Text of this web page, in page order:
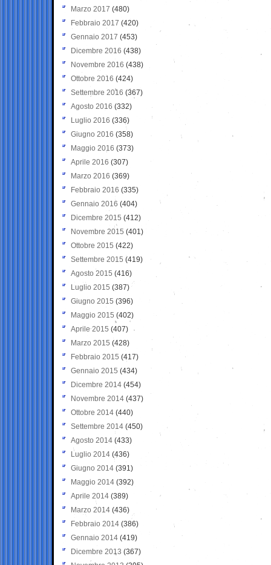
Marzo 2017 (480)
Febbraio 2017 (420)
Gennaio 2017 (453)
Dicembre 2016 (438)
Novembre 2016 (438)
Ottobre 2016 (424)
Settembre 2016 (367)
Agosto 2016 (332)
Luglio 2016 (336)
Giugno 2016 (358)
Maggio 2016 (373)
Aprile 2016 (307)
Marzo 2016 (369)
Febbraio 2016 (335)
Gennaio 2016 (404)
Dicembre 2015 (412)
Novembre 2015 (401)
Ottobre 2015 (422)
Settembre 2015 (419)
Agosto 2015 (416)
Luglio 2015 (387)
Giugno 2015 (396)
Maggio 2015 (402)
Aprile 2015 (407)
Marzo 2015 (428)
Febbraio 2015 (417)
Gennaio 2015 (434)
Dicembre 2014 (454)
Novembre 2014 (437)
Ottobre 2014 (440)
Settembre 2014 (450)
Agosto 2014 (433)
Luglio 2014 (436)
Giugno 2014 (391)
Maggio 2014 (392)
Aprile 2014 (389)
Marzo 2014 (436)
Febbraio 2014 (386)
Gennaio 2014 (419)
Dicembre 2013 (367)